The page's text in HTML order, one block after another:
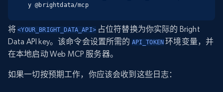
y @brightdata/mcp
将<YOUR_BRIGHT_DATA_API>占位符替换为你实际的 Bright
Data API key。该命令会设置所需的 API_TOKEN 环境变量，并
在本地启动 Web MCP 服务器。
如果一切按预期工作，你应该会收到这些日志：